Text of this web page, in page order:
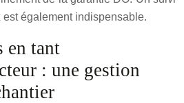
également indispensable.
en tant
: une gestion